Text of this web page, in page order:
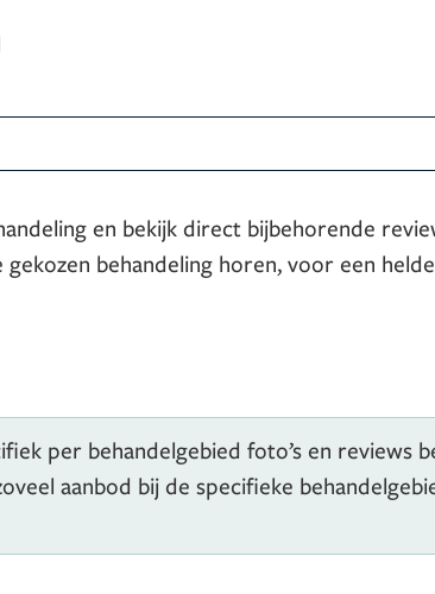
en bekijk direct bijbehorende
gekozen behandeling horen, voor een
per behandelgebied foto’s en reviews
aanbod bij de specifieke